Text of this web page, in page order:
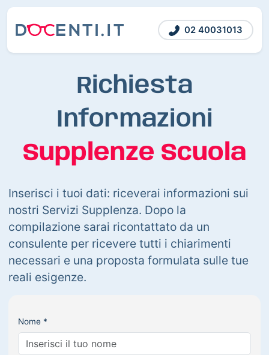
02 40031013
Richiesta
Informazioni
Supplenze Scuola
Inserisci i tuoi dati: riceverai informazioni sui
nostri Servizi Supplenza. Dopo la
compilazione sarai ricontattato da un
consulente per ricevere tutti i chiarimenti
necessari e una proposta formulata sulle tue
reali esigenze.
Nome *